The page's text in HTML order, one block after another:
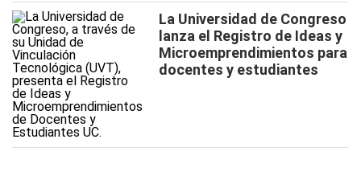
La Universidad de Congreso
lanza el Registro de Ideas y
Microemprendimientos para
docentes y estudiantes